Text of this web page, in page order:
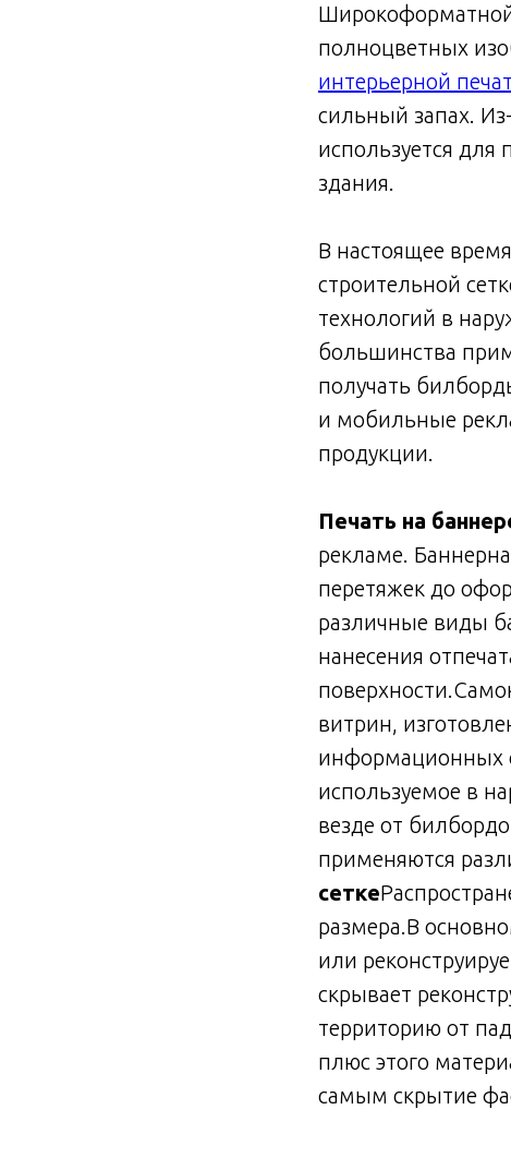
полноцветных
интерьерной
сильный запах.
используется
здания.
В настоящее
строительной
технологий в
большинства
получать
и мобильные
продукции.
Печать на
рекламе.
перетяжек до
различные виды
нанесения
витрин,
информационных
используемое в
везде от
применяются
сетке
размера.В
или
скрывает
территорию от
плюс этого
самым скрытие